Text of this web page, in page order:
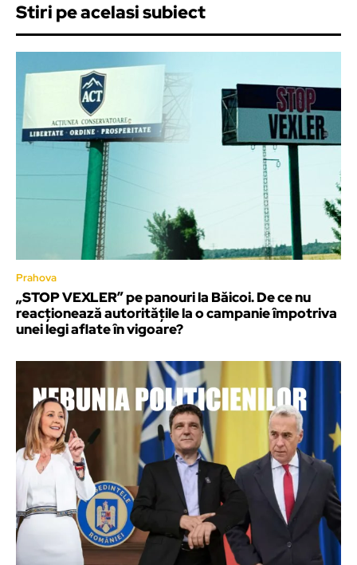
Stiri pe acelasi subiect
Prahova
„STOP VEXLER” pe panouri la Băicoi. De ce nu
reacționează autoritățile la o campanie împotriva
unei legi aflate în vigoare?